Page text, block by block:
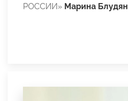
РОССИИ» Марина Блудян